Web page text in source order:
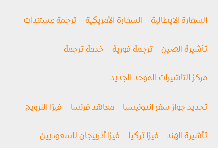
السفارة الايطالية السفارة الأمريكية ترجمة مستندات
تأشيرة الصين ترجمة فورية خدمة ترجمة
مركز التأشيرات الموحد الجديد
تجديد جواز سفر اندونيسيا معاهد فرنسا فيزا النرويج
تأشيرة الهند فيزا تركيا فيزا أذربيجان للسعوديين